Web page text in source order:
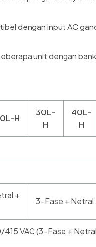
dengan input AC
unit dengan
H
30L-
H
40L-
H
+
3-Fase + Netral
VAC (3-Fase +